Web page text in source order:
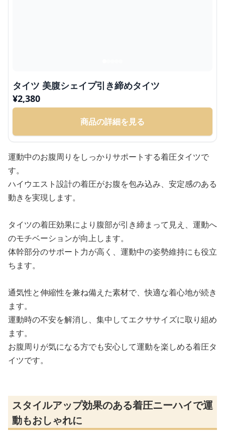
タイツ 美腹シェイプ引き締めタイツ
¥2,380
商品の詳細を見る
運動中のお腹周りをしっかりサポートする着圧タイツで
す。
ハイウエスト設計の着圧がお腹を包み込み、安定感のある
動きを実現します。
タイツの着圧効果により腹部が引き締まって見え、運動へ
のモチベーションが向上します。
体幹部分のサポート力が高く、運動中の姿勢維持にも役立
ちます。
通気性と伸縮性を兼ね備えた素材で、快適な着心地が続き
ます。
運動時の不安を解消し、集中してエクササイズに取り組め
ます。
お腹周りが気になる方でも安心して運動を楽しめる着圧タ
イツです。
スタイルアップ効果のある着圧ニーハイで運
動もおしゃれに